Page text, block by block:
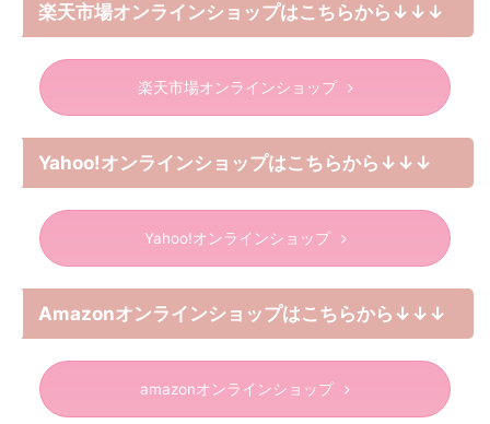
楽天市場オンラインショップはこちらから↓↓↓
楽天市場オンラインショップ
Yahoo!オンラインショップはこちらから↓↓↓
Yahoo!オンラインショップ
Amazonオンラインショップはこちらから↓↓↓
amazonオンラインショップ